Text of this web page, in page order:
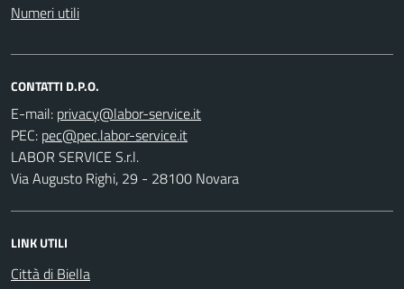
Numeri utili
CONTATTI D.P.O.
E-mail:
PEC:
LABOR SERVICE S.r.l.
Via Augusto Righi, 29 - 28100 Novara
LINK UTILI
Città di Biella